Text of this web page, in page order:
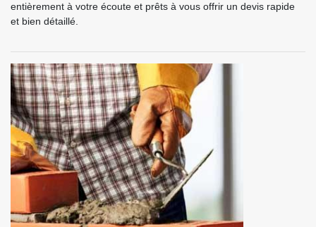
entièrement à votre écoute et prêts à vous offrir un devis rapide
et bien détaillé.